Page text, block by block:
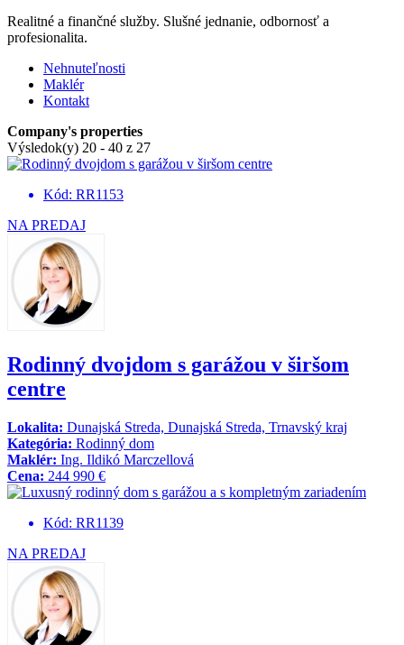
Realitné a finančné služby. Slušné jednanie, odbornosť a
profesionalita.
Nehnuteľnosti
Maklér
Kontakt
Company's properties
Výsledok(y) 20 - 40 z 27
Kód: RR1153
NA PREDAJ
Rodinný dvojdom s garážou v širšom
centre
Lokalita: Dunajská Streda, Dunajská Streda, Trnavský kraj
Kategória: Rodinný dom
Maklér: Ing. Ildikó Marczellová
Cena: 244 990 €
Kód: RR1139
NA PREDAJ